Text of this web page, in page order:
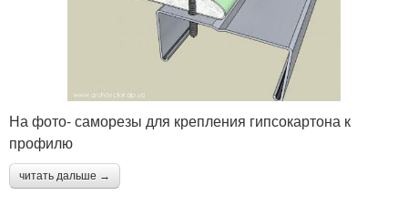
На фото- саморезы для крепления гипсокартона к
профилю
читать дальше →